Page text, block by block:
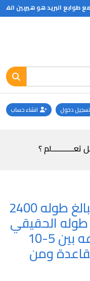
استخدم كلمتين يونانيتين معناها صديق والتخليص والتخليص وضع طابع بريد على الظرف
تسجيل دخول انشاء حساب
تعـــــــــــلم ؟
هل تعلم ان سور الصين البالغ طوله 2400
الحقيقي
هو 3200 كيلو متر وارتفاعه بين 5-10
من القاعدة ومن